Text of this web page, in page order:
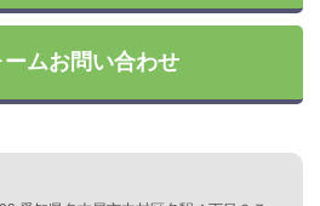
ームお問い合わせ